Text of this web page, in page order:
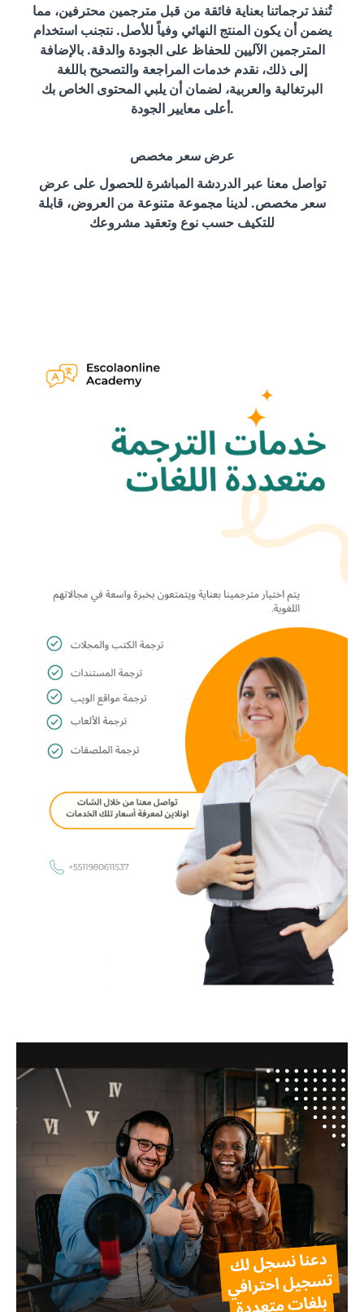
تُنفذ ترجماتنا بعناية فائقة من قبل مترجمين محترفين، مما
يضمن أن يكون المنتج النهائي وفياً للأصل. نتجنب استخدام
المترجمين الآليين للحفاظ على الجودة والدقة. بالإضافة
إلى ذلك، نقدم خدمات المراجعة والتصحيح باللغة
البرتغالية والعربية، لضمان أن يلبي المحتوى الخاص بك
أعلى معايير الجودة.
عرض سعر مخصص
تواصل معنا عبر الدردشة المباشرة للحصول على عرض
سعر مخصص. لدينا مجموعة متنوعة من العروض، قابلة
للتكيف حسب نوع وتعقيد مشروعك